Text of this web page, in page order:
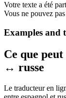
Votre texte a été
Vous ne pouvez
Examples and
Ce que
↔ russe
Le traducteur en